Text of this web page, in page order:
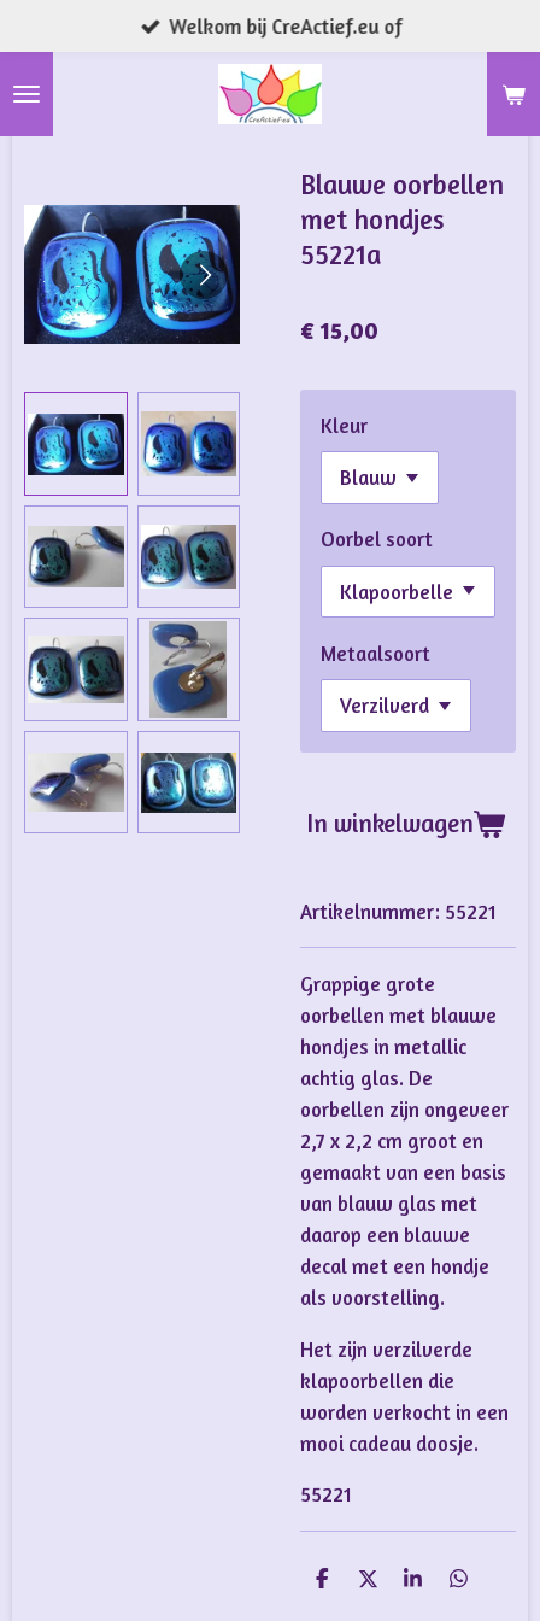
direct
naar
Welkom bij CreActief.eu of
Blauwe oorbellen
met hondjes
55221a
€ 15,00
Kleur
Oorbel soort
Metaalsoort
In winkelwagen
Artikelnummer: 55221
Grappige grote
oorbellen met blauwe
hondjes in metallic
achtig glas. De
oorbellen zijn ongeveer
2,7 x 2,2 cm groot en
gemaakt van een basis
van blauw glas met
daarop een blauwe
decal met een hondje
als voorstelling.
Het zijn verzilverde
klapoorbellen die
worden verkocht in een
mooi cadeau doosje.
55221
D
D
S
D